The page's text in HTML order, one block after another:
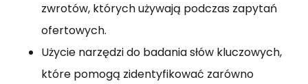
zwrotów, których używają podczas zapytań
ofertowych.
Użycie narzędzi do badania słów kluczowych,
które pomogą zidentyfikować zarówno